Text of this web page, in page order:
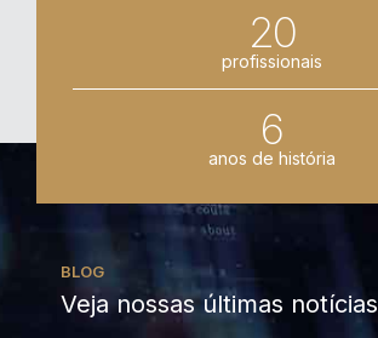
20
profissionais
6
anos de história
BLOG
Veja nossas últimas notícias